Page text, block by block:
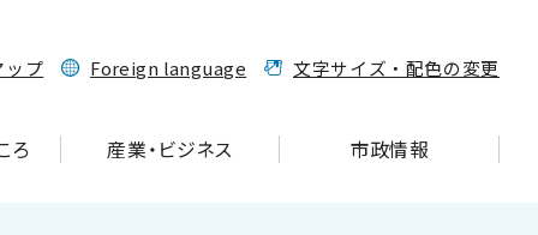
ップ Foreign language 文字サイズ・配色の変更
ろ 産業・ビジネス 市政情報